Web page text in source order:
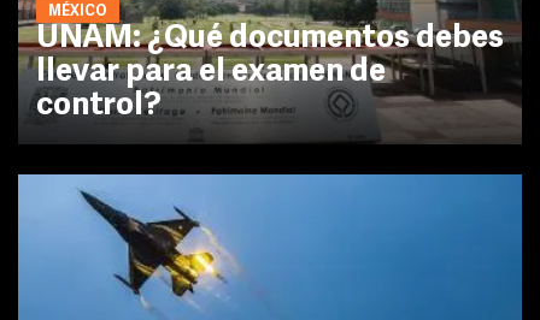
MÉXICO
UNAM: ¿Qué documentos debes
llevar para el examen de
control?